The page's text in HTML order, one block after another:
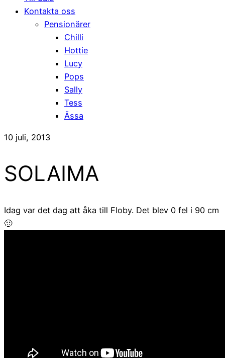
Kontakta oss
Pensionärer
Chilli
Hottie
Lucy
Pops
Sally
Tess
Ässa
10 juli, 2013
SOLAIMA
Idag var det dag att åka till Floby. Det blev 0 fel i 90 cm
🙂